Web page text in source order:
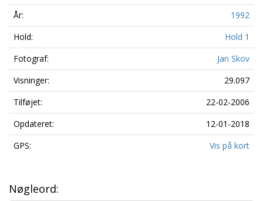
År:
1992
Hold:
Hold 1
Fotograf:
Jan Skov
Visninger:
29.097
Tilføjet:
22-02-2006
Opdateret:
12-01-2018
GPS:
Vis på kort
Nøgleord: